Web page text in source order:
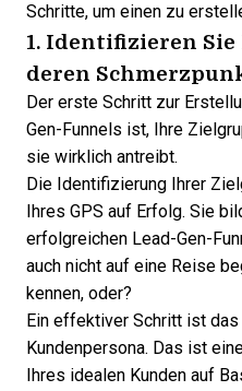
Schritte, um einen zu
1. Identifizieren
deren
Der erste Schritt zur
Gen-Funnels ist, Ihre
sie wirklich antreibt.
Die Identifizierung Ihrer
Ihres GPS auf Erfolg. Sie
erfolgreichen Lead-Gen-
auch nicht auf eine Reise
kennen, oder?
Ein effektiver Schritt ist
Kundenpersona. Das ist
Ihres idealen Kunden auf